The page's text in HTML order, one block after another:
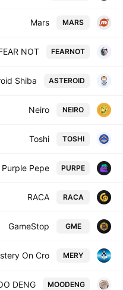
MARS
Mars
FEARNOT
NOT
ASTEROID
Shiba
NEIRO
Neiro
TOSHI
Toshi
PURPE
Purple Pepe
RACA
RACA
GME
GameStop
MERY
On Cro
MOODENG
DENG